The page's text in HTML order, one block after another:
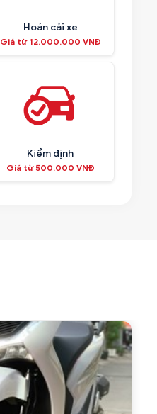
Hoán cải xe
Giá từ 12.000.000 VNĐ
Kiểm định
Giá từ 500.000 VNĐ